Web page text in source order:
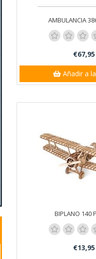
AMBULANCIA
€67,95
Añadir a
BIPLANO 140
€13,95